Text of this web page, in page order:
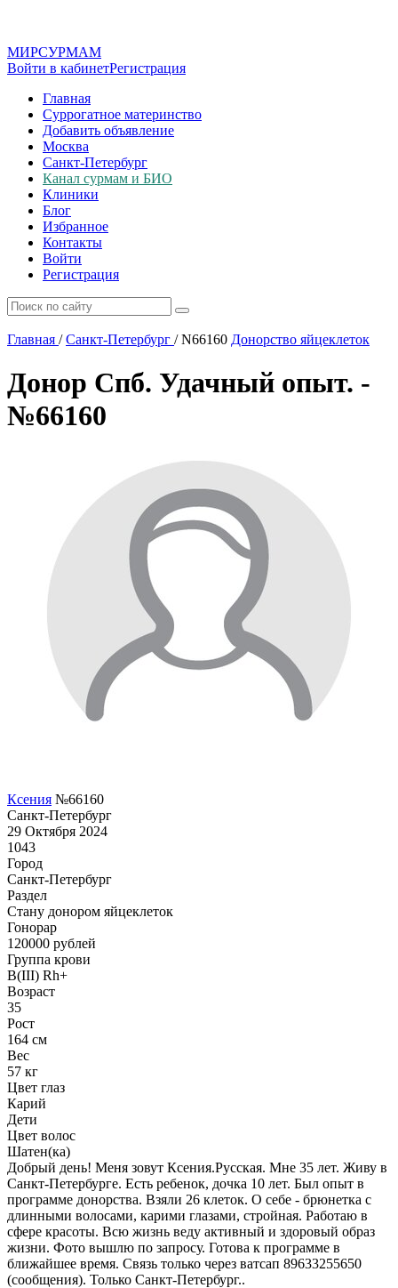
МИРСУРМАМ
Войти в кабинетРегистрация
Главная
Суррогатное материнство
Добавить объявление
Москва
Санкт-Петербург
Канал сурмам и БИО
Клиники
Блог
Избранное
Контакты
Войти
Регистрация
Главная / Санкт-Петербург /N66160 Донорство яйцеклеток
Донор Спб. Удачный опыт. -
№66160
Ксения №66160
Санкт-Петербург
29 Октября 2024
1043
Город
Санкт-Петербург
Раздел
Стану донором яйцеклеток
Гонoрар
120000 рублей
Группа крови
B(III) Rh+
Возраст
35
Рост
164 см
Вес
57 кг
Цвет глаз
Карий
Дети
Цвет волос
Шатен(ка)
Добрый день! Меня зовут Ксения.Русская. Мне 35 лет. Живу в
Санкт-Петербурге. Есть ребенок, дочка 10 лет. Был опыт в
программе донорства. Взяли 26 клеток. О себе - брюнетка с
длинными волосами, карими глазами, стройная. Работаю в
сфере красоты. Всю жизнь веду активный и здоровый образ
жизни. Фото вышлю по запросу. Готова к программе в
ближайшее время. Связь только через ватсап 89633255650
(сообщения). Только Санкт-Петербург..